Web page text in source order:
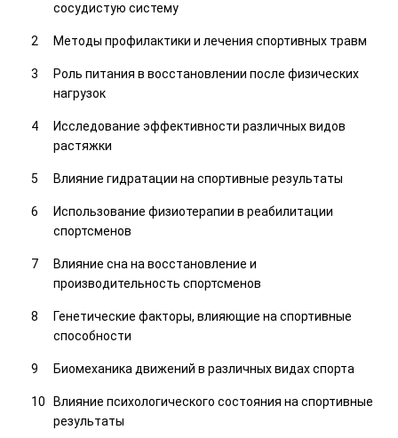
сосудистую систему
Методы профилактики и лечения спортивных травм
Роль питания в восстановлении после физических
нагрузок
Исследование эффективности различных видов
растяжки
Влияние гидратации на спортивные результаты
Использование физиотерапии в реабилитации
спортсменов
Влияние сна на восстановление и
производительность спортсменов
Генетические факторы, влияющие на спортивные
способности
Биомеханика движений в различных видах спорта
Влияние психологического состояния на спортивные
результаты